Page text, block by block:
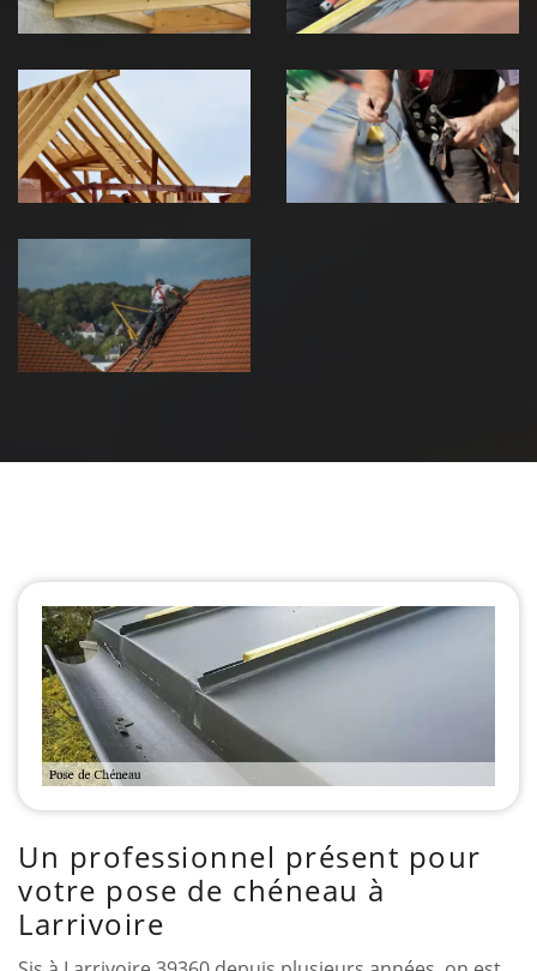
Traitement de
charpente 39
Jura
Travaux de
zinguerie 39
Jura
Urgence fuite
de toiture 39
Jura
Un professionnel présent pour
votre pose de chéneau à
Larrivoire